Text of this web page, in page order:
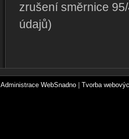
zrušení směrnice
údajů)
Administrace WebSnadno Tvorba